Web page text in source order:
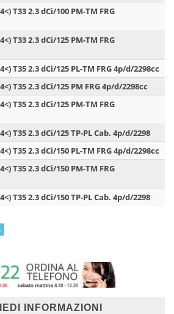
T33 2.3 dCi/100 PM-TM FRG
T33 2.3 dCi/125 PM-TM FRG
T35 2.3 dCi/125 PL-TM FRG 4p/d/2298cc
T35 2.3 dCi/125 PM FRG 4p/d/2298cc
T35 2.3 dCi/125 PM-TM FRG
T35 2.3 dCi/125 TP-PL Cab. 4p/d/2298
T35 2.3 dCi/150 PL-TM FRG 4p/d/2298cc
T35 2.3 dCi/150 PM-TM FRG
T35 2.3 dCi/150 TP-PL Cab. 4p/d/2298
INFORMAZIONI